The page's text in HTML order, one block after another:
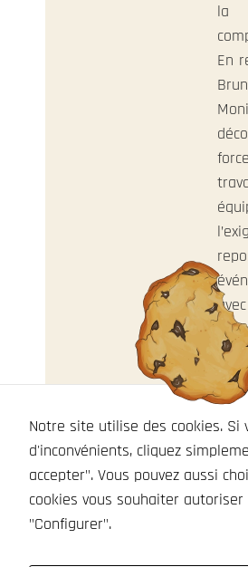
la
En
les
Notre site utilise des cookies. Si
d'inconvénients, cliquez
accepter". Vous pouvez aussi
cookies vous souhaiter
"Configurer".